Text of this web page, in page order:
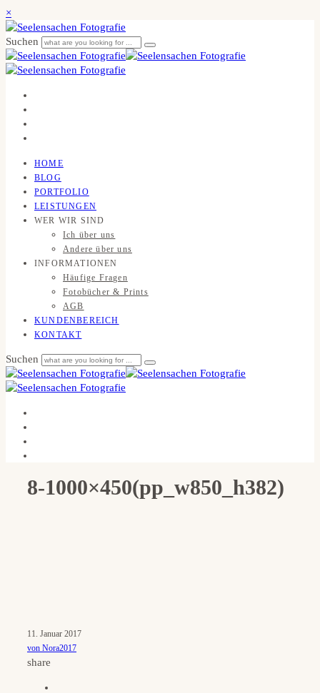
×
Suchen
HOME
BLOG
PORTFOLIO
LEISTUNGEN
WER WIR SIND
Ich über uns
Andere über uns
INFORMATIONEN
Häufige Fragen
Fotobücher & Prints
AGB
KUNDENBEREICH
KONTAKT
Suchen
8-1000×450(pp_w850_h382)
11. Januar 2017
von Nora2017
share